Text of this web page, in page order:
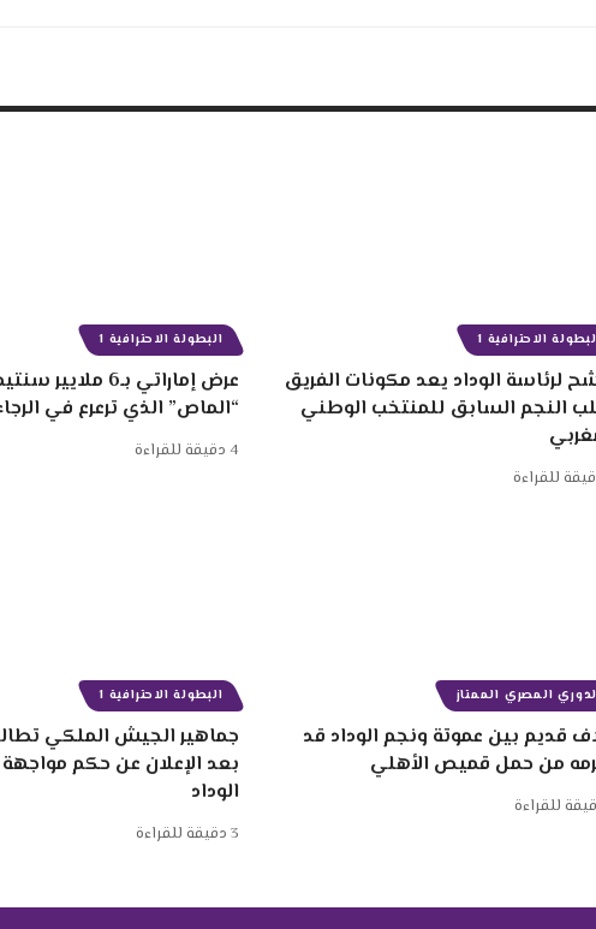
الاحترافية 1
لرئاسة الوداد يعد مكونات الفريق
النجم السابق للمنتخب الوطني
البطولة الاحترافية 1
عرض إماراتي بـ6
“الماص” الذي ترعرع في
4 دقيقة للقراءة
المصري الممتاز
قديم بين عموتة ونجم الوداد قد
من حمل قميص الأهلي
البطولة الاحترافية 1
جماهير الجيش الملكي
بعد الإعلان عن حكم
الوداد
3 دقيقة للقراءة